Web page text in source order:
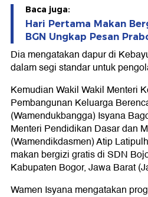
Baca juga:
Hari Pertama Makan
BGN Ungkap Pesan
Dia mengatakan dapur di
dalam segi standar untuk
Kemudian Wakil Wakil Menteri
Pembangunan Keluarga
(Wamendukbangga) Isyana
Menteri Pendidikan Dasar dan
(Wamendikdasmen) Atip
makan bergizi gratis di SDN
Kabupaten Bogor, Jawa Barat
Wamen Isyana mengatakan